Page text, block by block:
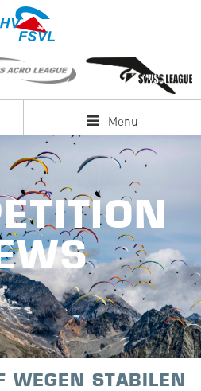
Menu
WEGEN STABILEN